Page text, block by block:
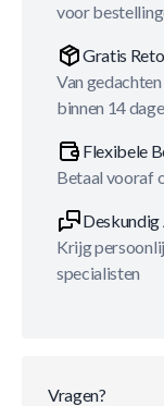
voor
Gratis
Van
binnen 14
Flexibele
Betaal vooraf
Deskundig
Krijg
specialisten
Vragen?